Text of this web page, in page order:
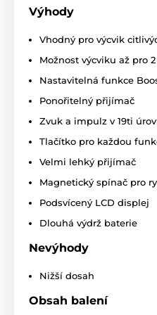
Přijímač
ponořitelným
extrémních podmínkách
vody. Vysílačka má
Počet psů
Při dokoupení
výcvikovým
jedné vysílačky.
podsvícený
Přední panel je osazen
Výhody
Vhodný pro výcvik
Možnost výcviku až pro
Nastavitelná funkce
Ponořitelný přijímač
Zvuk a impulz v 19ti
Tlačítko pro každou
Velmi lehký přijímač
Magnetický spínač pro
Podsvícený LCD displej
Dlouhá výdrž baterie
Nevýhody
Nižší dosah
Obsah balení